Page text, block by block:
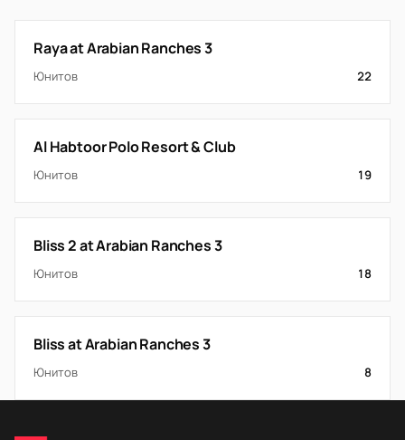
Raya at Arabian Ranches 3
Юнитов 22
Al Habtoor Polo Resort & Club
Юнитов 19
Bliss 2 at Arabian Ranches 3
Юнитов 18
Bliss at Arabian Ranches 3
Юнитов 8